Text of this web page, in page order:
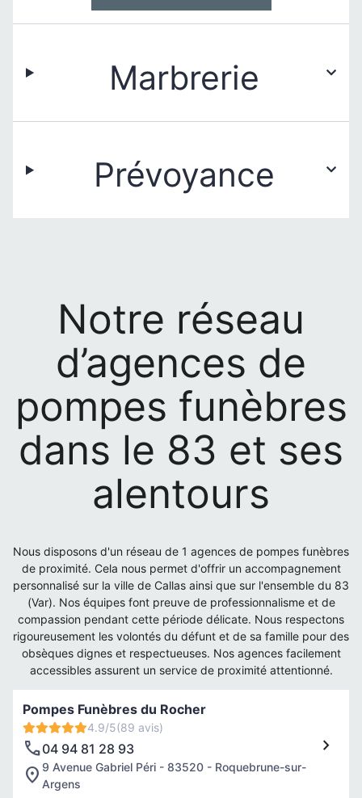
Marbrerie
Prévoyance
Notre réseau
d’agences de
pompes funèbres
dans le 83 et ses
alentours
Nous disposons d'un réseau de 1 agences de pompes funèbres
de proximité. Cela nous permet d'offrir un accompagnement
personnalisé sur la ville de Callas ainsi que sur l'ensemble du 83
(Var). Nos équipes font preuve de professionnalisme et de
compassion pendant cette période délicate. Nous respectons
rigoureusement les volontés du défunt et de sa famille pour des
obsèques dignes et respectueuses. Nos agences facilement
accessibles assurent un service de proximité attentionné.
Pompes Funèbres du Rocher
4.9/5(89 avis)
04 94 81 28 93
9 Avenue Gabriel Péri - 83520 - Roquebrune-sur-
Argens